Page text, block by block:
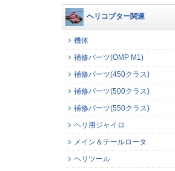
ヘリコプター関連
機体
補修パーツ(OMP M1)
補修パーツ(450クラス)
補修パーツ(500クラス)
補修パーツ(550クラス)
ヘリ用ジャイロ
メイン＆テールロータ
ヘリツール